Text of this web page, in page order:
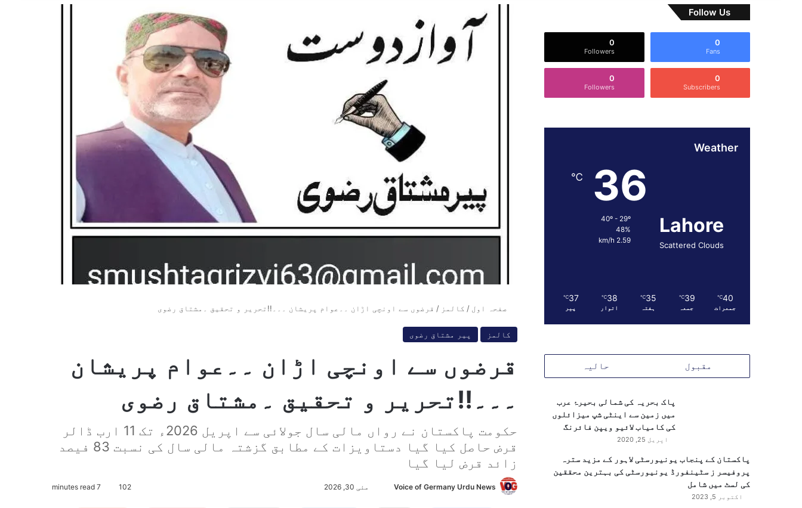
صفحہ اول / کالمز / قرضوں سے اونچی اڑان ۔۔عوام پریشان ۔۔۔!!تحریر و تحقیق ۔مشتاق رضوی
کالمز پیر مشتاق رضوی
قرضوں سے اونچی اڑان ۔۔عوام پریشان
۔۔۔!!تحریر و تحقیق ۔مشتاق رضوی
حکومت پاکستان نے رواں مالی سال جولائی سے اپریل 2026ء تک 11 ارب ڈالر
قرض حاصل کیا گیا دستاویزات کے مطابق گزشتہ مالی سال کی نسبت 83 فیصد
زائد قرض لیا گیا
Voice of Germany Urdu News مئی 30, 2026 102
Follow Us
0
Fans
0
Followers
0
Subscribers
0
Followers
Weather
Lahore
Scattered Clouds
36
℃
40º - 29º
48%
2.59 km/h
40
℃
جمعرات
39
℃
جمعہ
35
℃
ہفتہ
38
℃
اتوار
37
℃
پیر
مقبول حالیہ
پاک بحریہ کی شمالی بحیرۂ عرب
میں زمین سے اینٹی شپ میزائلوں
کی کامیاب لائیو ویپن فائرنگ
اپریل 25, 2020
پاکستان کے پنجاب یونیورسٹی لاہور کے مزید سترہ
پروفیسر ز سٹینفورڈ یونیورسٹی کی بہترین محققین
کی لسٹ میں شامل
اکتوبر 5, 2023